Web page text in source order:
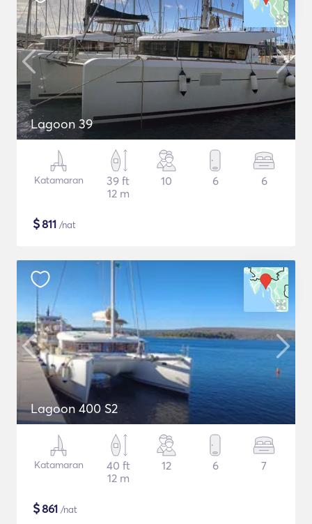
Lagoon 39
Katamaran
39 ft
12 m
10 6 6
$811 /nat
Lagoon 400 S2
Katamaran
40 ft
12 m
12 6 7
$861 /nat